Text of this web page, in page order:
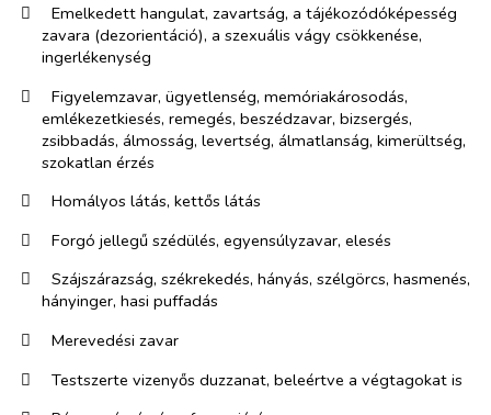
​
Emelkedett hangulat, zavartság, a tájékozódóképesség
zavara (dezorientáció), a szexuális vágy csökkenése,
ingerlékenység
​
Figyelemzavar, ügyetlenség, memóriakárosodás,
emlékezetkiesés, remegés, beszédzavar, bizsergés,
zsibbadás, álmosság, levertség, álmatlanság, kimerültség,
szokatlan érzés
​
Homályos látás, kettős látás
​
Forgó jellegű szédülés, egyensúlyzavar, elesés
​
Szájszárazság, székrekedés, hányás, szélgörcs, hasmenés,
hányinger, hasi puffadás
​
Merevedési zavar
​
Testszerte vizenyős duzzanat, beleértve a végtagokat is